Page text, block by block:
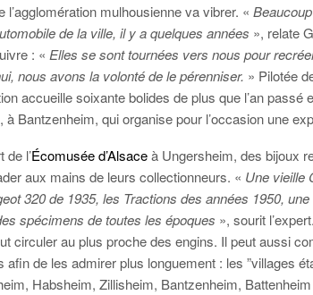
l’agglomération mulhousienne va vibrer. «
de la ville, il y a quelques années », relate
: « Elles se sont tournées vers nous pour
nous avons la volonté de le pérenniser. » Pilotée
accueille soixante bolides de plus que l’an
, à Bantzenheim, qui organise pour l’occasion une
de l’Écomusée d’Alsaceà Ungersheim, des bijoux
aux mains de leurs collectionneurs. « Une vieille
320 de 1935, les Tractions des années 1950,
spécimens de toutes les époques », sourit
circuler au plus proche des engins. Il peut aussi
afin de les admirer plus longuement : les ”villages
Habsheim, Zillisheim, Bantzenheim,